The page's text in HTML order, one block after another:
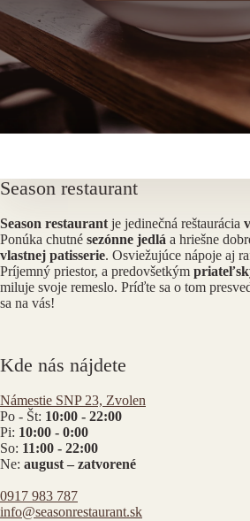
Season restaurant
Season restaurantje jedinečná reštaurácia
Ponúka chutné sezónne jedlá a hriešne
vlastnej patisserie. Osviežujúce nápoje aj
Príjemný priestor, a predovšetkým
miluje svoje remeslo. Príďte sa o tom
sa na vás!
Kde nás nájdete
Námestie SNP 23, Zvolen
Po - Št: 10:00 - 22:00
Pi: 10:00 - 0:00
So: 11:00 - 22:00
Ne: august – zatvorené
0917 983 787
info@seasonrestaurant.sk